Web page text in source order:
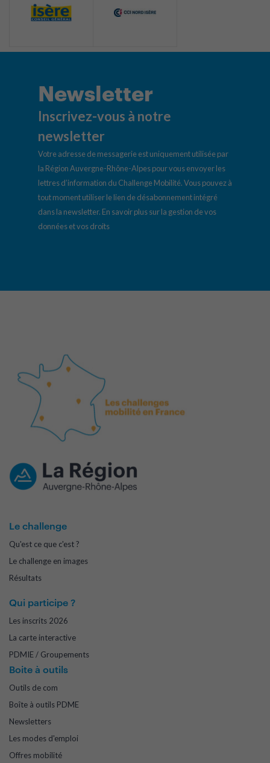
Newsletter
Inscrivez-vous à notre
newsletter
Votre adresse de messagerie est uniquement utilisée par
la Région Auvergne-Rhône-Alpes pour vous envoyer les
lettres d’information du Challenge Mobilité. Vous pouvez à
tout moment utiliser le lien de désabonnement intégré
dans la newsletter. En savoir plus sur la gestion de vos
données et vos droits
Le challenge
Qu'est ce que c'est ?
Le challenge en images
Résultats
Qui participe ?
Les inscrits 2026
La carte interactive
PDMIE / Groupements
Boite à outils
Outils de com
Boîte à outils PDME
Newsletters
Les modes d'emploi
Offres mobilité